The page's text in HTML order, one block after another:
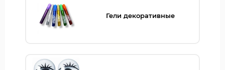
Гели декоративные